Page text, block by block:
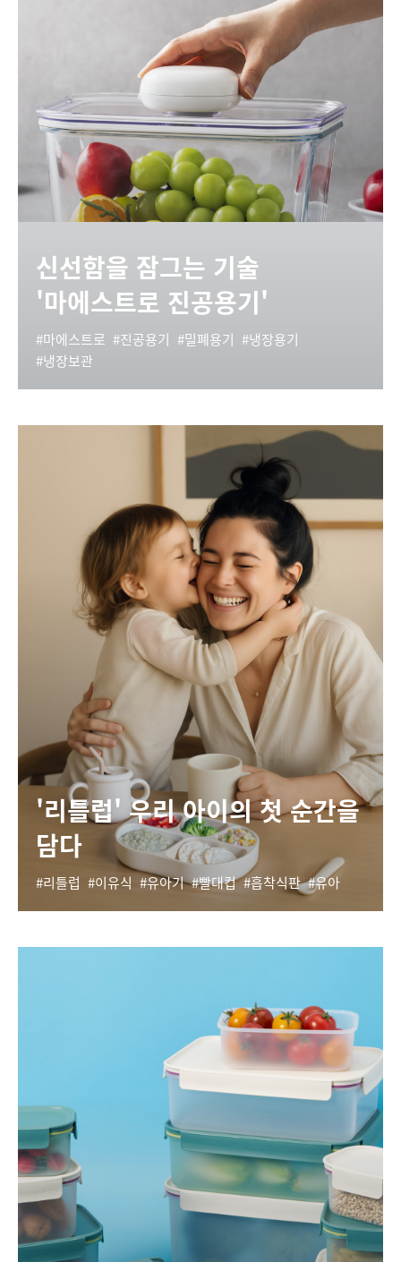
신선함을 잠그는 기술
'마에스트로 진공용기'
마에스트로 진공용기 밀폐용기
냉장용기
냉장보관
'리틀럽' 우리 아이의 첫 순간을
담다
리틀럽 이유식 유아기 빨대컵 흡착식판 유아